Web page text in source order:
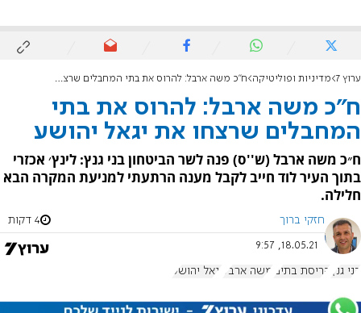
ערוץ 7 מדיניות ופוליטיקה ח"כ משה ארבל: להרוס את בתי המחבלים שרצחו את יגאל יהושע
ח"כ משה ארבל: להרוס את בתי
המחבלים שרצחו את יגאל יהושע
ח״כ משה ארבל (ש''ס) פנה לשר הביטחון בני גנץ: לינץ׳ אכזרי
בתוך העיר לוד חייב לקבל מענה הרתעתי למניעת המקרה הבא
חלילה.
חזקי ברוך 4 דקות
18.05.21, 9:57
בני גנץ הריסת בתים משה ארבל יגאל יהושע